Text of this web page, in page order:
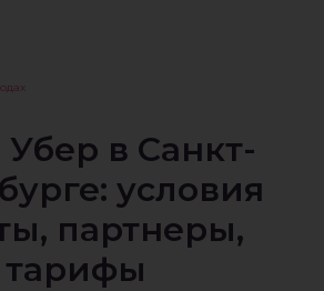
Убер в Санкт-
условия
партнеры,
тарифы